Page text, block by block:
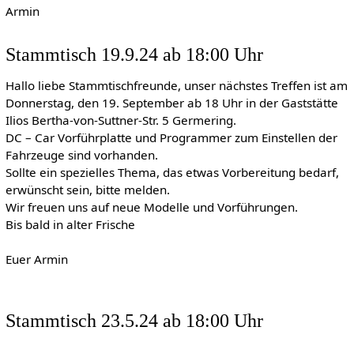
Armin
Stammtisch 19.9.24 ab 18:00 Uhr
Hallo liebe Stammtischfreunde, unser nächstes Treffen ist am
Donnerstag, den 19. September ab 18 Uhr in der Gaststätte
Ilios Bertha-von-Suttner-Str. 5 Germering.
DC – Car Vorführplatte und Programmer zum Einstellen der
Fahrzeuge sind vorhanden.
Sollte ein spezielles Thema, das etwas Vorbereitung bedarf,
erwünscht sein, bitte melden.
Wir freuen uns auf neue Modelle und Vorführungen.
Bis bald in alter Frische
Euer Armin
Stammtisch 23.5.24 ab 18:00 Uhr